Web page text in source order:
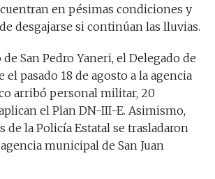
en pésimas condiciones y
desgajarse si continúan las lluvias.
San Pedro Yaneri, el Delegado de
pasado 18 de agosto a la agencia
arribó personal militar, 20
el Plan DN-III-E. Asimismo,
de la Policía Estatal se trasladaron
municipal de San Juan